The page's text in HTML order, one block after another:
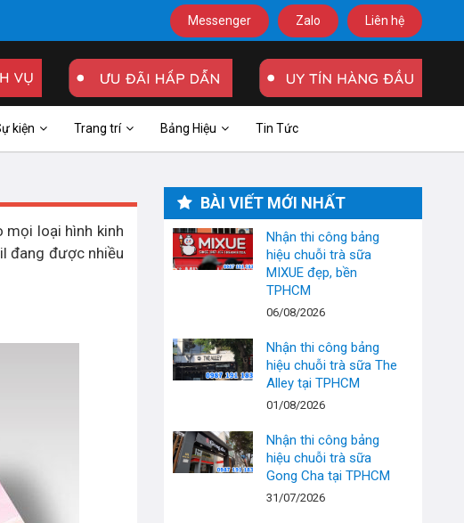
Messenger Zalo Liên hệ
kiện Trang trí Bảng Hiệu Tin Tức
mọi loại hình kinh
đang được nhiều
BÀI VIẾT MỚI NHẤT
Nhận thi công bảng
hiệu chuỗi trà sữa
MIXUE đẹp, bền
TPHCM
06/08/2026
Nhận thi công bảng
hiệu chuỗi trà sữa The
Alley tại TPHCM
01/08/2026
Nhận thi công bảng
hiệu chuỗi trà sữa
Gong Cha tại TPHCM
31/07/2026